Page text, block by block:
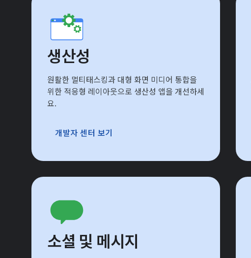
생산성
원활한 멀티태스킹과 대형 화면 미디어 통합을
위한 적응형 레이아웃으로 생산성 앱을 개선하세
요.
개발자 센터 보기
소셜 및 메시지